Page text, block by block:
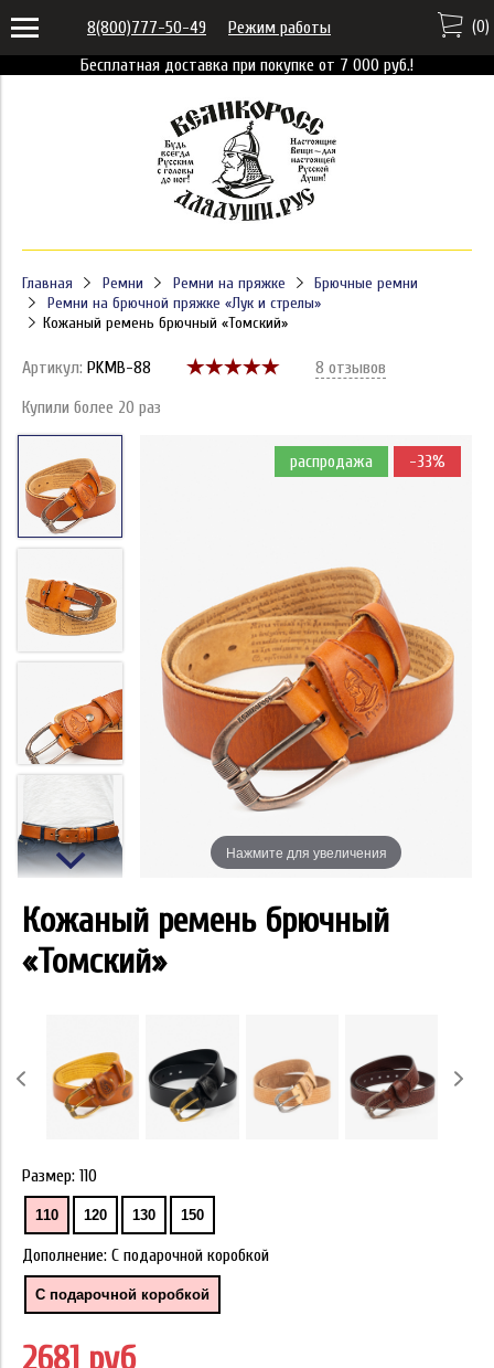
Бесплатная доставка при покупке от 7 000 руб.!
8(800)777-50-49 Режим работы (0)
Главная Ремни Ремни на пряжке
Брючные ремни
Ремни на брючной пряжке «Лук и стрелы»
Кожаный ремень брючный «Томский»
Артикул: PKMB-88 8 отзывов
Купили более 20 раз
распродажа -33%
Нажмите для увеличения
Кожаный ремень брючный
«Томский»
Размер: 110
110 120 130 150
Дополнение: С подарочной коробкой
С подарочной коробкой
2681 руб